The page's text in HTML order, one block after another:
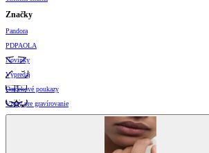
Značky
Pandora
PDPAOLA
Novinky
Výpredaj
Darčekové poukazy
Vzory pre gravírovanie